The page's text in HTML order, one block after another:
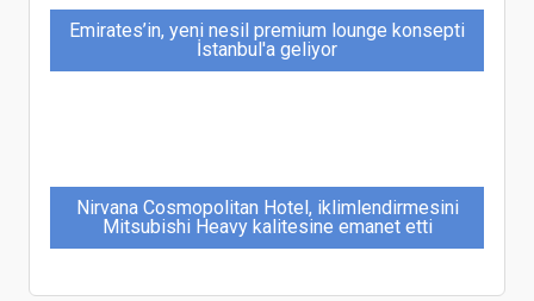
Emirates’in, yeni nesil premium lounge konsepti
İstanbul'a geliyor
Nirvana Cosmopolitan Hotel, iklimlendirmesini
Mitsubishi Heavy kalitesine emanet etti